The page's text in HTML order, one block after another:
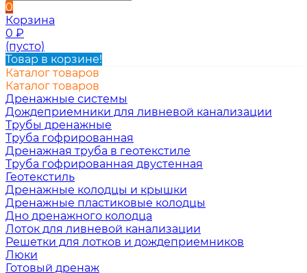
0
Корзина
0 ₽
(пусто)
Товар в корзине!
Каталог товаров
Каталог товаров
Дренажные системы
Дождеприемники для ливневой канализации
Трубы дренажные
Труба гофрированная
Дренажная труба в геотекстиле
Труба гофрированная двустенная
Геотекстиль
Дренажные колодцы и крышки
Дренажные пластиковые колодцы
Дно дренажного колодца
Лоток для ливневой канализации
Решетки для лотков и дождеприемников
Люки
Готовый дренаж